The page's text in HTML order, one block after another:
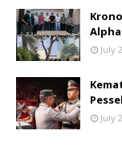
July
July